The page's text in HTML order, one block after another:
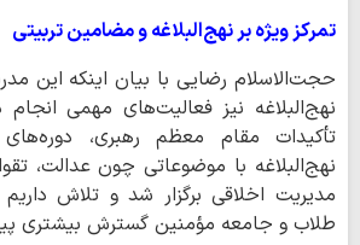
تمرکز ویژه بر نهج‌البلاغه و مضامین تربیتی
حجت‌الاسلام رضایی با بیان اینکه این
نهج‌البلاغه نیز فعالیت‌های مهمی
تأکیدات مقام معظم رهبری،
نهج‌البلاغه با موضوعاتی چون عدالت،
مدیریت اخلاقی برگزار شد و تلاش
طلاب و جامعه مؤمنین گسترش بیشتری